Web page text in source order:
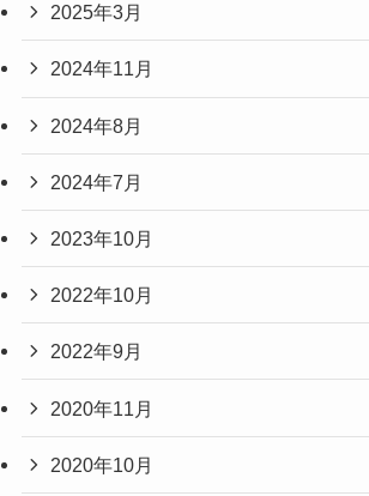
2025年3月
2024年11月
2024年8月
2024年7月
2023年10月
2022年10月
2022年9月
2020年11月
2020年10月